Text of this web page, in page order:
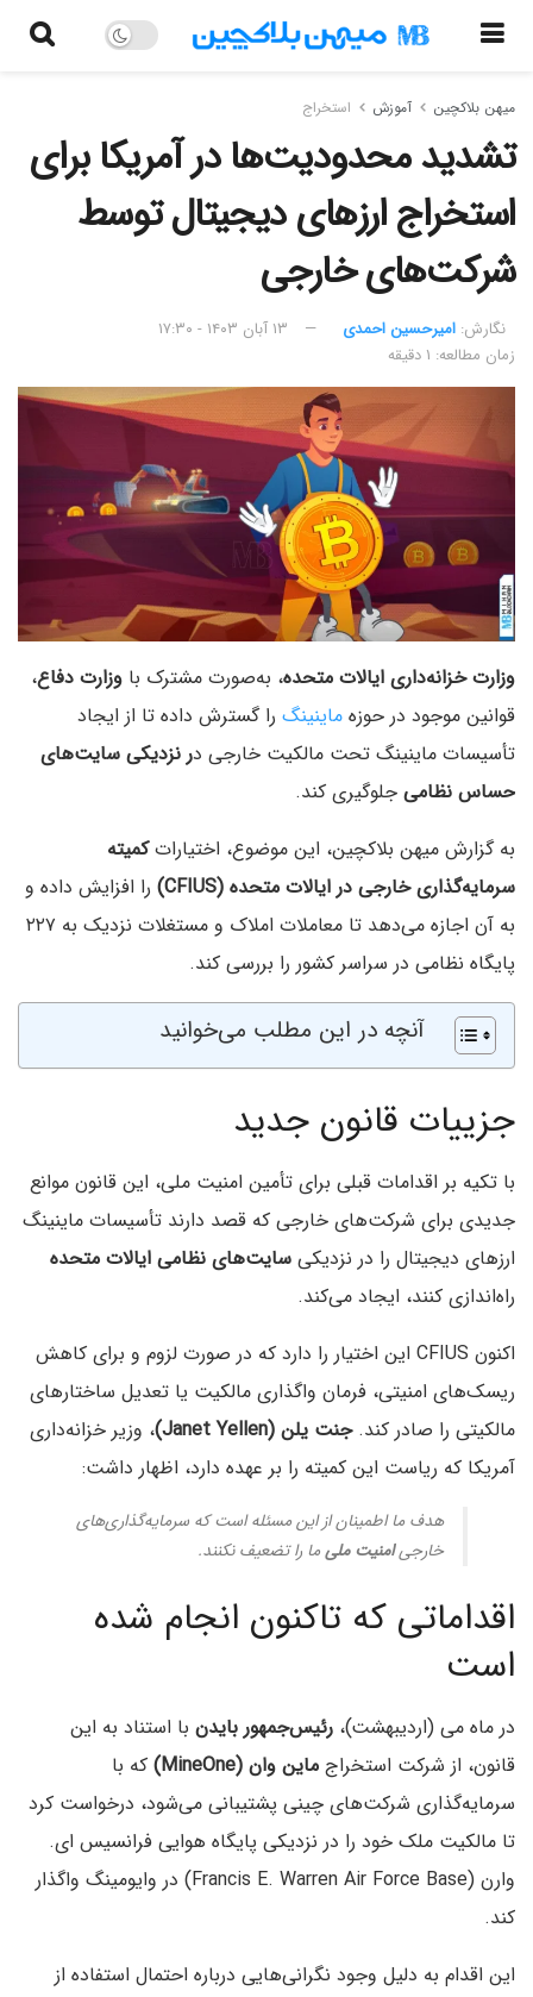
میهن بلاکچین آموزش استخراج
تشدید محدودیت‌ها در آمریکا برای
استخراج ارزهای دیجیتال توسط
شرکت‌های خارجی
نگارش:‌ امیرحسین احمدی
۱۳ آبان ۱۴۰۳ - ۱۷:۳۰
زمان مطالعه: ۱ دقیقه
وزارت خزانه‌داری ایالات متحده، به‌صورت مشترک با وزارت دفاع،
قوانین موجود در حوزه ماینینگ را گسترش داده تا از ایجاد
تأسیسات ماینینگ تحت مالکیت خارجی در نزدیکی سایت‌های
حساس نظامی جلوگیری کند.
به گزارش میهن بلاکچین، این موضوع، اختیاراتکمیته
سرمایه‌گذاری خارجی در ایالات متحده (CFIUS)
را افزایش داده و
به آن اجازه می‌دهد تا معاملات املاک و مستغلات نزدیک به ۲۲۷
پایگاه نظامی در سراسر کشور را بررسی کند.
آنچه در این مطلب می‌خوانید
جزییات قانون جدید
با تکیه بر اقدامات قبلی برای تأمین امنیت ملی، این قانون موانع
جدیدی برای شرکت‌های خارجی که قصد دارند تأسیسات ماینینگ
ارزهای دیجیتال را در نزدیکی سایت‌های نظامی ایالات متحده
راه‌اندازی کنند، ایجاد می‌کند.
اکنون CFIUS این اختیار را دارد که در صورت لزوم و برای کاهش
ریسک‌های امنیتی، فرمان واگذاری مالکیت یا تعدیل ساختارهای
مالکیتی را صادر کند.جنت یلن (Janet Yellen)
، وزیر خزانه‌داری
آمریکا که ریاست این کمیته را بر عهده دارد، اظهار داشت:
هدف ما اطمینان از این مسئله است که سرمایه‌گذاری‌های
خارجیامنیت ملیما را تضعیف نکنند.
اقداماتی که تاکنون انجام شده
است
در ماه می (اردیبهشت)، رئیس‌جمهور بایدن با استناد به این
قانون، از شرکت استخراج ماین‌ وان (MineOne)
که با
سرمایه‌گذاری شرکت‌های چینی پشتیبانی می‌شود، درخواست کرد
تا مالکیت ملک خود را در نزدیکی پایگاه هوایی فرانسیس ای.
وارن (Francis E. Warren Air Force Base) در وایومینگ واگذار
کند.
این اقدام به دلیل وجود نگرانی‌هایی درباره احتمال استفاده از